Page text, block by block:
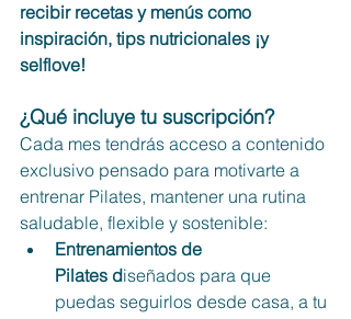
recibir recetas y menús como
inspiración, tips nutricionales ¡y
selflove!
¿Qué incluye tu suscripción?
Cada mes tendrás acceso a contenido
exclusivo pensado para motivarte a
entrenar Pilates, mantener una rutina
saludable, flexible y sostenible:
Entrenamientos de
Pilates diseñados para que
puedas seguirlos desde casa, a tu